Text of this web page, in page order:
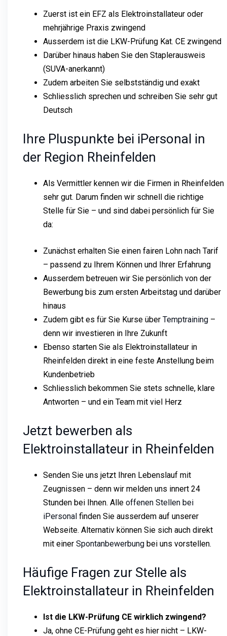
Zuerst ist ein EFZ als Elektroinstallateur oder
mehrjährige Praxis zwingend
Ausserdem ist die LKW-Prüfung Kat. CE zwingend
Darüber hinaus haben Sie den Staplerausweis
(SUVA-anerkannt)
Zudem arbeiten Sie selbstständig und exakt
Schliesslich sprechen und schreiben Sie sehr gut
Deutsch
Ihre Pluspunkte bei iPersonal in
der Region Rheinfelden
Als Vermittler kennen wir die Firmen in Rheinfelden
sehr gut. Darum finden wir schnell die richtige
Stelle für Sie – und sind dabei persönlich für Sie
da:
Zunächst erhalten Sie einen fairen Lohn nach Tarif
– passend zu Ihrem Können und Ihrer Erfahrung
Ausserdem betreuen wir Sie persönlich von der
Bewerbung bis zum ersten Arbeitstag und darüber
hinaus
Zudem gibt es für Sie Kurse über Temptraining –
denn wir investieren in Ihre Zukunft
Ebenso starten Sie als Elektroinstallateur in
Rheinfelden direkt in eine feste Anstellung beim
Kundenbetrieb
Schliesslich bekommen Sie stets schnelle, klare
Antworten – und ein Team mit viel Herz
Jetzt bewerben als
Elektroinstallateur in Rheinfelden
Senden Sie uns jetzt Ihren Lebenslauf mit
Zeugnissen – denn wir melden uns innert 24
Stunden bei Ihnen. Alle offenen Stellen bei
iPersonal finden Sie ausserdem auf unserer
Webseite. Alternativ können Sie sich auch direkt
mit einer Spontanbewerbung bei uns vorstellen.
Häufige Fragen zur Stelle als
Elektroinstallateur in Rheinfelden
Ist die LKW-Prüfung CE wirklich zwingend?
Ja, ohne CE-Prüfung geht es hier nicht – LKW-